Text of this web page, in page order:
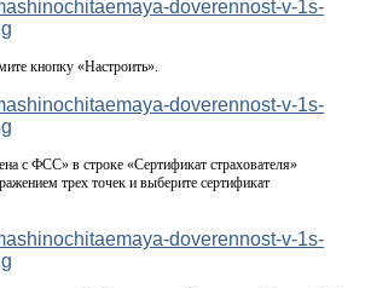
кнопку «Настроить».
с ФСС» в строке «Сертификат страхователя»
трех точек и выберите сертификат